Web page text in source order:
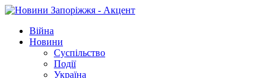
Війна
Новини
Суспільство
Події
Україна